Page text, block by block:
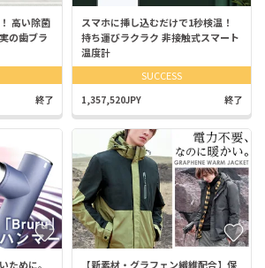
高い除菌
の歯ブラ
終了
スマホに挿し込むだけで1秒検温！
持ち運びラクラク 非接触式スマート
温度計
SUCCESS
1,357,520JPY 終了
ために。
【新素材・グラフェン繊維配合】保